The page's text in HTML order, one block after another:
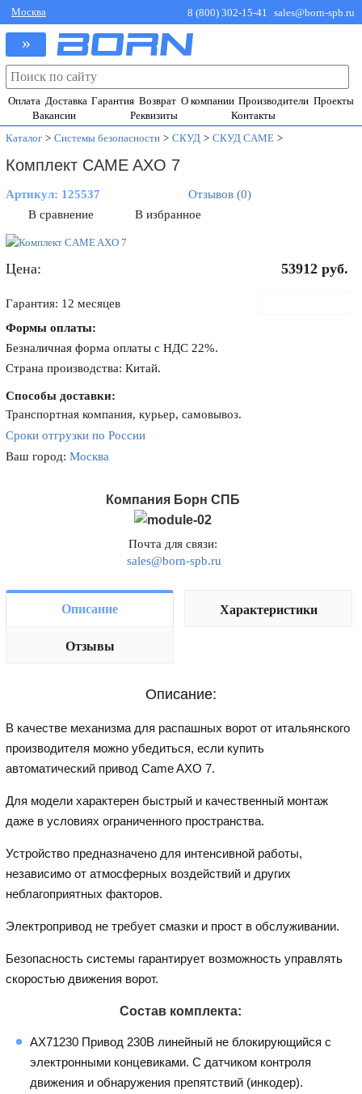
Москва 8 (800) 302-15-41 sales@born-spb.ru
»
Оплата Доставка Гарантия Возврат О компании Производители Проекты
Вакансии
Реквизиты
Контакты
Каталог > Системы безопасности > СКУД > СКУД CAME >
Комплект CAME AXO 7
Артикул: 125537
Отзывов (0)
В сравнение
В избранное
Цена: 53912 руб.
Гарантия: 12 месяцев
Формы оплаты:
Безналичная форма оплаты с НДС 22%.
Страна производства: Китай.
Способы доставки:
Транспортная компания, курьер, самовывоз.
Сроки отгрузки по России
Ваш город:Москва
Компания Борн СПБ
Почта для связи:
sales@born-spb.ru
Описание Характеристики
Отзывы
Описание:
В качестве механизма для распашных ворот от итальянского
производителя можно убедиться, если купить
автоматический привод Came AXO 7.
Для модели характерен быстрый и качественный монтаж
даже в условиях ограниченного пространства.
Устройство предназначено для интенсивной работы,
независимо от атмосферных воздействий и других
неблагоприятных факторов.
Электропривод не требует смазки и прост в обслуживании.
Безопасность системы гарантирует возможность управлять
скоростью движения ворот.
Состав комплекта:
AX71230 Привод 230В линейный не блокирующийся с
электронными концевиками. С датчиком контроля
движения и обнаружения препятствий (инкодер).